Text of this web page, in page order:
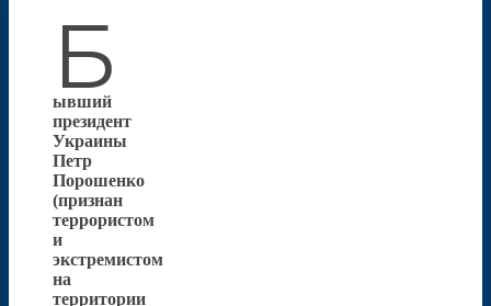
Б
ывший
президент
Украины
Петр
Порошенко
(признан
террористом
и
экстремистом
на
территории